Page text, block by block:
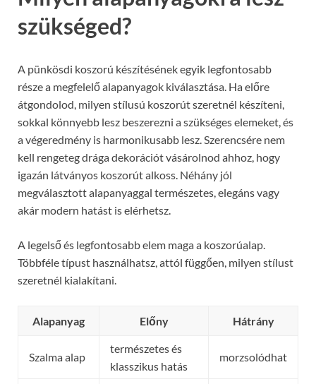
szükséged?
A pünkösdi koszorú készítésének egyik legfontosabb
része a megfelelő alapanyagok kiválasztása. Ha előre
átgondolod, milyen stílusú koszorút szeretnél készíteni,
sokkal könnyebb lesz beszerezni a szükséges elemeket, és
a végeredmény is harmonikusabb lesz. Szerencsére nem
kell rengeteg drága dekorációt vásárolnod ahhoz, hogy
igazán látványos koszorút alkoss. Néhány jól
megválasztott alapanyaggal természetes, elegáns vagy
akár modern hatást is elérhetsz.
A legelső és legfontosabb elem maga a koszorúalap.
Többféle típust használhatsz, attól függően, milyen stílust
szeretnél kialakítani.
Alapanyag Előny Hátrány
Szalma alap
természetes és
klasszikus hatás
morzsolódhat